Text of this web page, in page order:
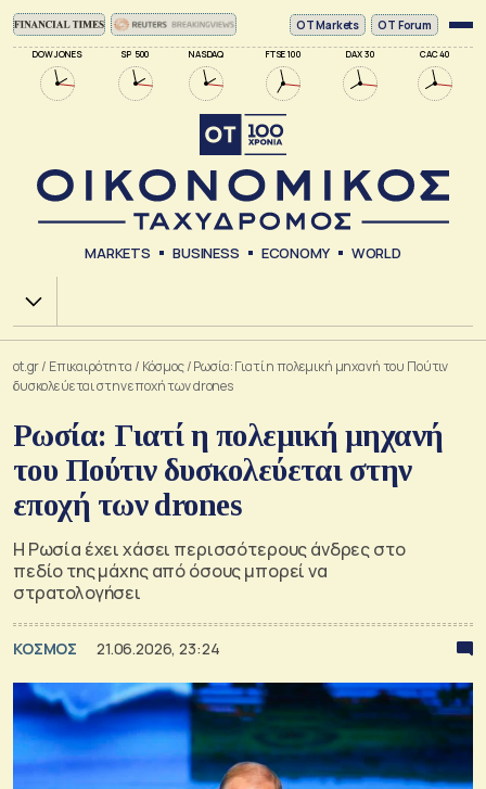
DOW JONES SP 500 NASDAQ FTSE 100 DAX 30 CAC 40
ΟΤ Markets OT Forum
MARKETS BUSINESS ECONOMY WORLD
Χ.Α.
ot.gr/ Επικαιρότητα / Κόσμος/Ρωσία: Γιατί η πολεμική μηχανή του Πούτιν
δυσκολεύεται στην εποχή των drones
Ρωσία: Γιατί η πολεμική μηχανή
του Πούτιν δυσκολεύεται στην
εποχή των drones
Η Ρωσία έχει χάσει περισσότερους άνδρες στο
πεδίο της μάχης από όσους μπορεί να
στρατολογήσει
ΚΟΣΜΟΣ 21.06.2026, 23:24